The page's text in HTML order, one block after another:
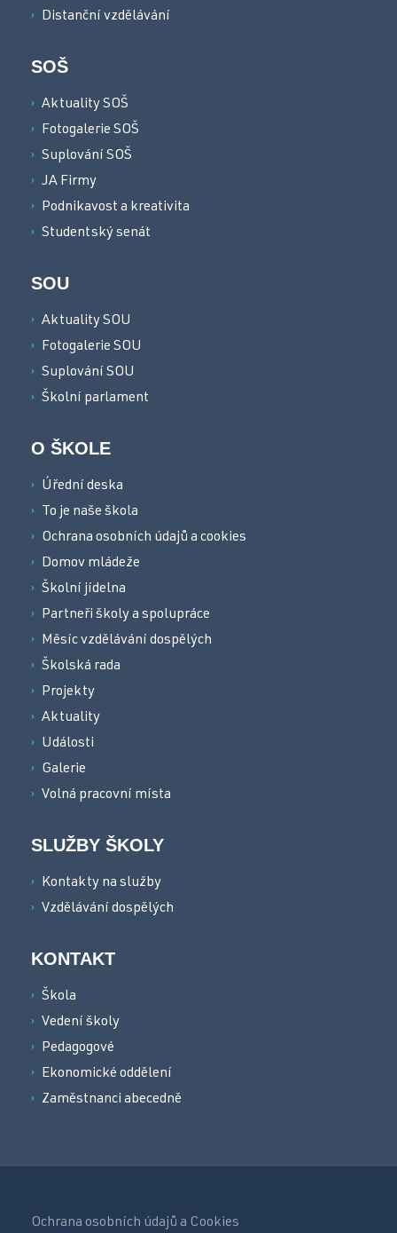
Distanční vzdělávání
SOŠ
Aktuality SOŠ
Fotogalerie SOŠ
Suplování SOŠ
JA Firmy
Podnikavost a kreativita
Studentský senát
SOU
Aktuality SOU
Fotogalerie SOU
Suplování SOU
Školní parlament
O ŠKOLE
Úřední deska
To je naše škola
Ochrana osobních údajů a cookies
Domov mládeže
Školní jídelna
Partneři školy a spolupráce
Měsíc vzdělávání dospělých
Školská rada
Projekty
Aktuality
Události
Galerie
Volná pracovní místa
SLUŽBY ŠKOLY
Kontakty na služby
Vzdělávání dospělých
KONTAKT
Škola
Vedení školy
Pedagogové
Ekonomické oddělení
Zaměstnanci abecedně
Ochrana osobních údajů a Cookies